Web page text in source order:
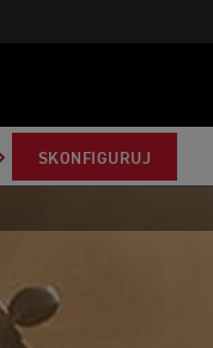
SKONFIGURUJ